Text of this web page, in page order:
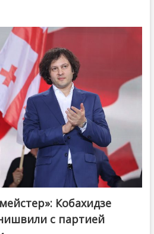
Dream
Кобахидзе
с партией